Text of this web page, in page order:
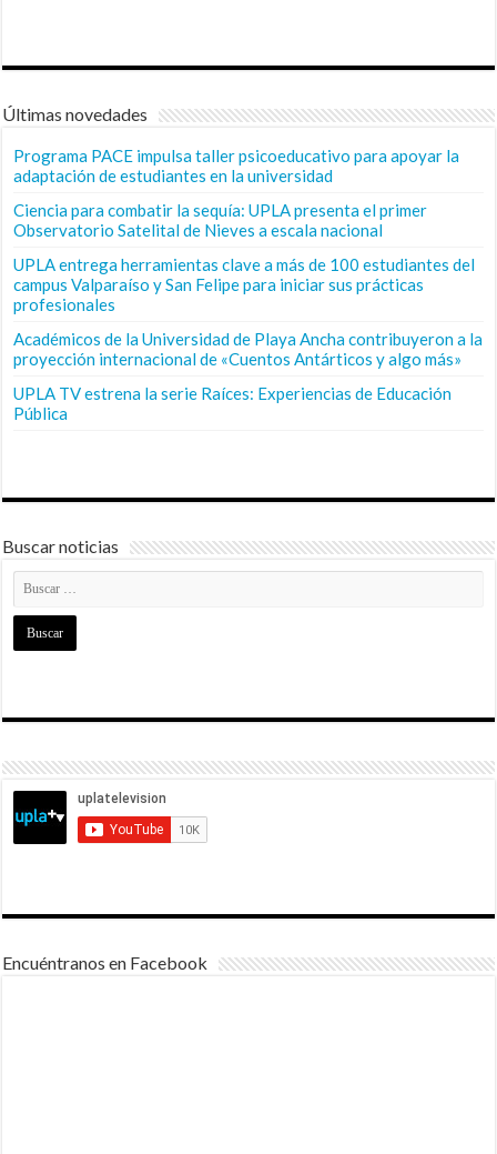
Últimas novedades
Programa PACE impulsa taller psicoeducativo para apoyar la
adaptación de estudiantes en la universidad
Ciencia para combatir la sequía: UPLA presenta el primer
Observatorio Satelital de Nieves a escala nacional
UPLA entrega herramientas clave a más de 100 estudiantes del
campus Valparaíso y San Felipe para iniciar sus prácticas
profesionales
Académicos de la Universidad de Playa Ancha contribuyeron a la
proyección internacional de «Cuentos Antárticos y algo más»
UPLA TV estrena la serie Raíces: Experiencias de Educación
Pública
Buscar noticias
Encuéntranos en Facebook